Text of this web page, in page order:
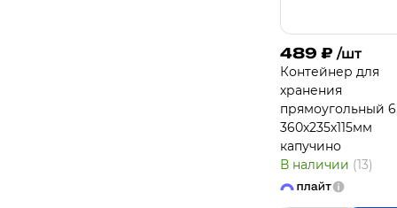
489 ₽ /шт
Контейнер для
хранения
прямоугольный
360х235х115мм
капучино
В наличии (13)